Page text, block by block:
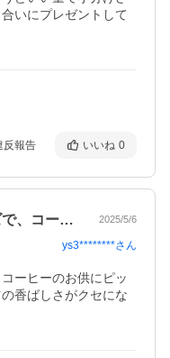
いにプレゼントして
反報告 いいね 0
小袋の大きさで食べ切りサイズで、コーヒ… 2025/5/6
ys3********さん
ーヒーのお供にピッ
香ばしさがクセにな